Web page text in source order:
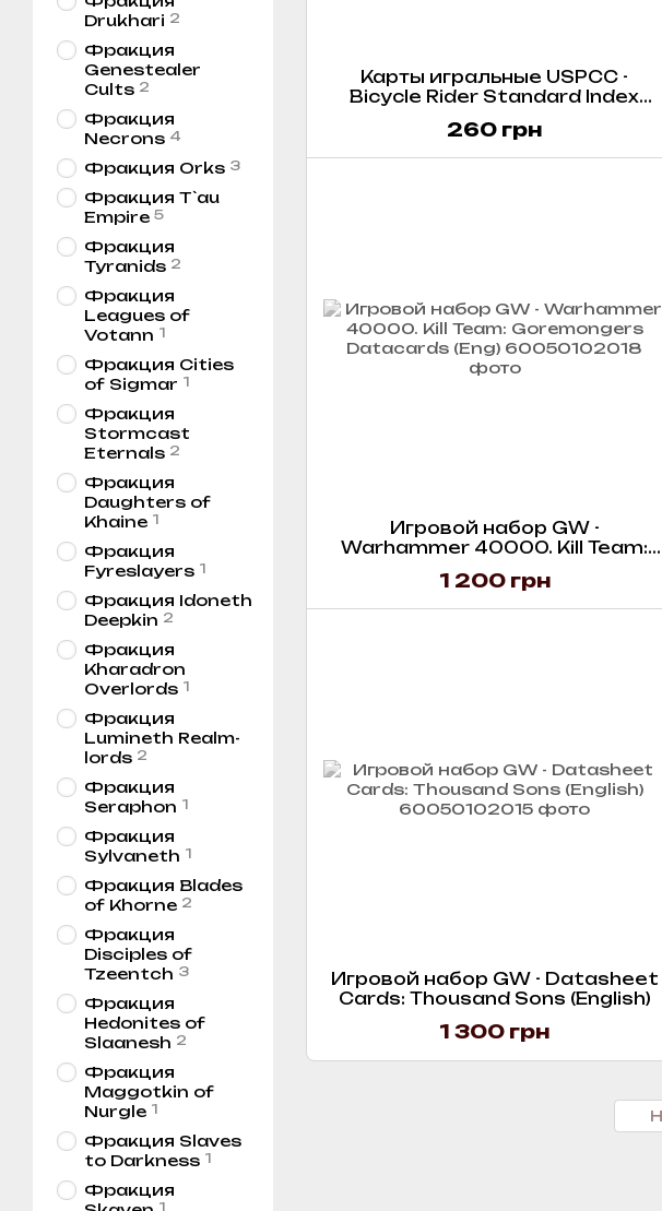
Карты игральные USPCC -
Bicycle Rider Standard Index
260 грн
Игровой набор GW -
Warhammer 40000. Kill Team:
1 200 грн
Игровой набор GW - Datasheet
Cards: Thousand Sons (English)
1 300 грн
Drukhari 2
Фракция
Genestealer
Cults 2
Фракция
Necrons 4
Фракция Orks 3
Фракция T`au
Empire 5
Фракция
Tyranids 2
Фракция
Leagues of
Votann 1
Фракция Cities
of Sigmar 1
Фракция
Stormcast
Eternals 2
Фракция
Daughters of
Khaine 1
Фракция
Fyreslayers 1
Фракция Idoneth
Deepkin 2
Фракция
Kharadron
Overlords 1
Фракция
Lumineth Realm-
lords 2
Фракция
Seraphon 1
Фракция
Sylvaneth 1
Фракция Blades
of Khorne 2
Фракция
Disciples of
Tzeentch 3
Фракция
Hedonites of
Slaanesh 2
Фракция
Maggotkin of
Nurgle 1
Фракция Slaves
to Darkness 1
Фракция
1